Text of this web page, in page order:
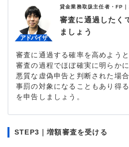
貸金業務取扱主任者・FP｜
審査に通過したく
ましょう
審査に通過する確率を高めよう
審査の過程でほぼ確実に明らかに
悪質な虚偽申告と判断された場
事罰の対象になることもあり得
を申告しましょう。
STEP3｜増額審査を受ける